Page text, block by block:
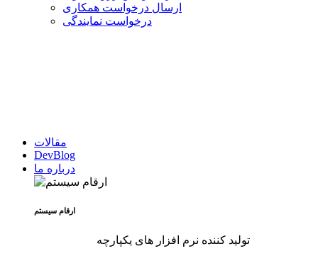
ارسال درخواست همکاری
درخواست نمایندگی
مقالات
DevBlog
درباره ما
ارقام سیستم
تولید کننده نرم افزار های یکپارچه